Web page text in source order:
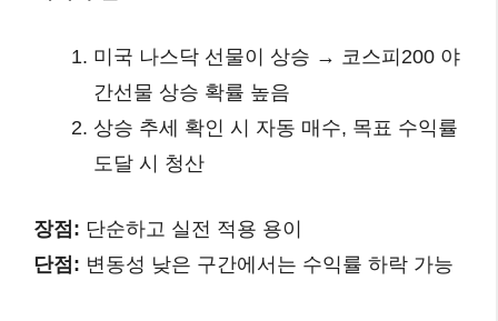
미국 나스닥 선물이 상승 → 코스피200 야
간선물 상승 확률 높음
상승 추세 확인 시 자동 매수, 목표 수익률
도달 시 청산
장점: 단순하고 실전 적용 용이
단점: 변동성 낮은 구간에서는 수익률 하락 가능